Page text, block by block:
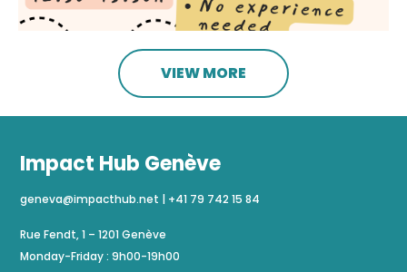
VIEW MORE
Impact Hub Genève
geneva@impacthub.net | +41 79 742 15 84
Rue Fendt, 1 – 1201 Genève
Monday-Friday : 9h00-19h00